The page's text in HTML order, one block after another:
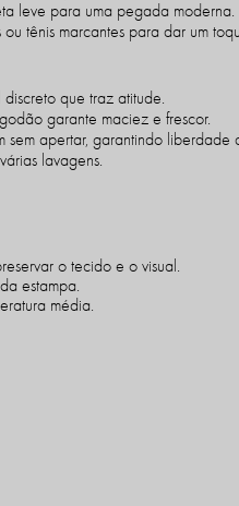
leve para uma pegada moderna.
ou tênis marcantes para dar um
discreto que traz atitude.
garante maciez e frescor.
sem apertar, garantindo liberdade
lavagens.
o tecido e o visual.
estampa.
média.